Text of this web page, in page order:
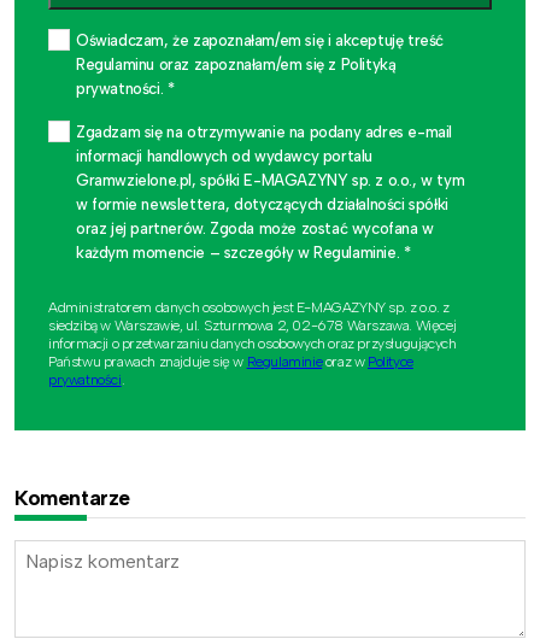
Oświadczam, że zapoznałam/em się i akceptuję treść
Regulaminu oraz zapoznałam/em się z Polityką
prywatności. *
Zgadzam się na otrzymywanie na podany adres e-mail
informacji handlowych od wydawcy portalu
Gramwzielone.pl, spółki E-MAGAZYNY sp. z o.o., w tym
w formie newslettera, dotyczących działalności spółki
oraz jej partnerów. Zgoda może zostać wycofana w
każdym momencie – szczegóły w Regulaminie. *
Administratorem danych osobowych jest E-MAGAZYNY sp. z o.o. z
siedzibą w Warszawie, ul. Szturmowa 2, 02-678 Warszawa. Więcej
informacji o przetwarzaniu danych osobowych oraz przysługujących
Państwu prawach znajduje się w Regulaminieoraz w Polityce
prywatności.
Komentarze